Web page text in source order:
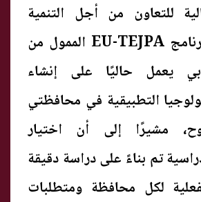
للتعاون من أجل التنمية
(AICS)، إن برنامج EU-TEJPA الممول من
يعمل حاليًا على إنشاء
التطبيقية في محافظتي
مشيرًا إلى أن اختيار
تم بناءً على دراسة دقيقة
لكل محافظة ومتطلبات